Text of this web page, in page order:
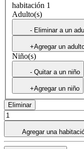
habitación 1
Adulto(s)
- Eliminar a un
+Agregar un
Niño(s)
- Quitar a un niño
+Agregar un niño
Eliminar
Agregar una